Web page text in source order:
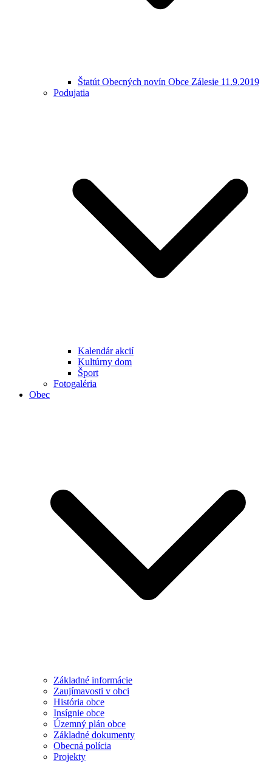
Štatút Obecných novín Obce Zálesie 11.9.2019
Podujatia
Kalendár akcií
Kultúrny dom
Šport
Fotogaléria
Obec
Základné informácie
Zaujímavosti v obci
História obce
Insígnie obce
Územný plán obce
Základné dokumenty
Obecná polícia
Projekty